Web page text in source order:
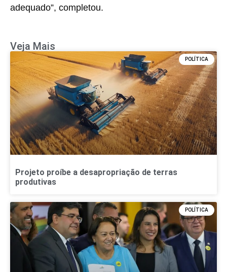
adequado”, completou.
Veja Mais
POLÍTICA
Projeto proíbe a desapropriação de terras
produtivas
POLÍTICA